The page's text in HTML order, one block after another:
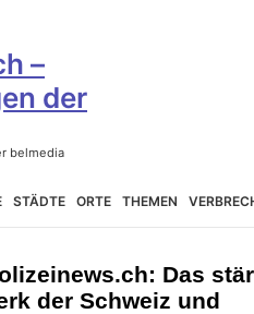
STÄDTE ORTE THEMEN
Das
der Schweiz und